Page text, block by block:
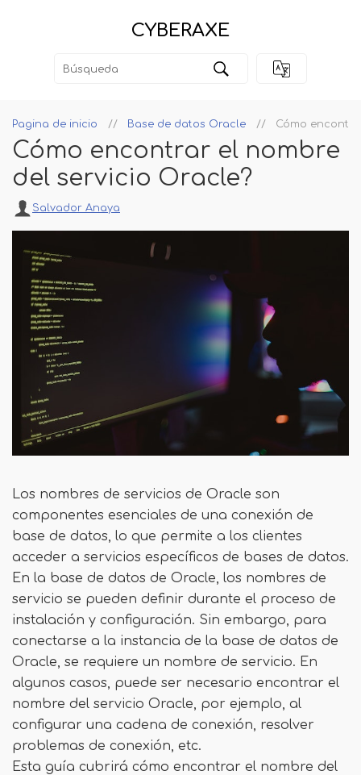
CYBERAXE
Pagina de inicio Base de datos Oracle Cómo
Cómo encontrar el nombre
del servicio Oracle?
Salvador Anaya
Los nombres de servicios de Oracle son
componentes esenciales de una conexión de
base de datos, lo que permite a los clientes
acceder a servicios específicos de bases de datos.
En la base de datos de Oracle, los nombres de
servicio se pueden definir durante el proceso de
instalación y configuración. Sin embargo, para
conectarse a la instancia de la base de datos de
Oracle, se requiere un nombre de servicio. En
algunos casos, puede ser necesario encontrar el
nombre del servicio Oracle, por ejemplo, al
configurar una cadena de conexión, resolver
problemas de conexión, etc.
Esta guía cubrirá cómo encontrar el nombre del